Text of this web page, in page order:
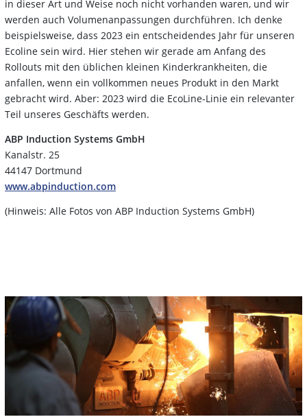
in dieser Art und Weise noch nicht vorhanden waren, und wir
werden auch Volumenanpassungen durchführen. Ich denke
beispielsweise, dass 2023 ein entscheidendes Jahr für unseren
Ecoline sein wird. Hier stehen wir gerade am Anfang des
Rollouts mit den üblichen kleinen Kinderkrankheiten, die
anfallen, wenn ein vollkommen neues Produkt in den Markt
gebracht wird. Aber: 2023 wird die EcoLine-Linie ein relevanter
Teil unseres Geschäfts werden.
ABP Induction Systems GmbH
Kanalstr. 25
44147 Dortmund
www.abpinduction.com
(Hinweis: Alle Fotos von ABP Induction Systems GmbH)